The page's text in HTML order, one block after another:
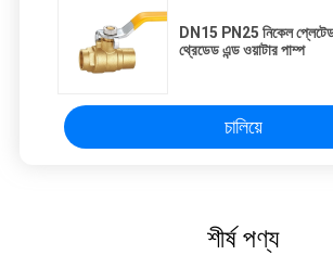
DN15 PN25 নিকেল
থ্রেডেড এন্ড ওয়াটার পাম্প
চালিয়ে
শীর্ষ পণ্য